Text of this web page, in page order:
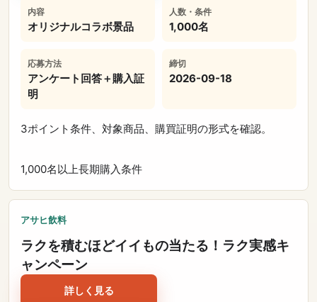
内容
オリジナルコラボ景品
人数・条件
1,000名
応募方法
アンケート回答＋購入証
明
締切
2026-09-18
3ポイント条件、対象商品、購買証明の形式を確認。
1,000名以上長期購入条件
アサヒ飲料
ラクを積むほどイイもの当たる！ラク実感キ
ャンペーン
詳しく見る